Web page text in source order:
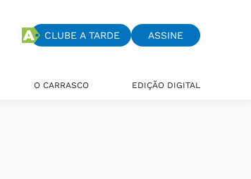
CLUBE A TARDE ASSINE
O CARRASCO EDIÇÃO DIGITAL